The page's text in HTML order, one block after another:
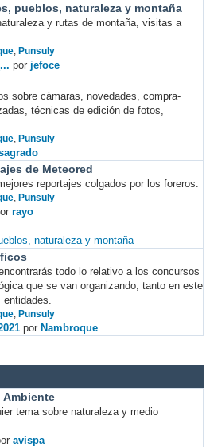
pueblos, naturaleza y montaña
y rutas de montaña, visitas a
, Punsuly
por jefoce
sobre cámaras, novedades, compra-
técnicas de edición de fotos,
, Punsuly
de Meteored
reportajes colgados por los foreros.
, Punsuly
rayo
naturaleza y montaña
todo lo relativo a los concursos
que se van organizando, tanto en este
, Punsuly
por Nambroque
Ambiente
tema sobre naturaleza y medio
avispa